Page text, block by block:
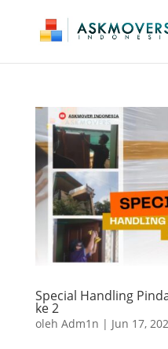
Special Handling
ke 2
oleh Adm1n | Jun 17,